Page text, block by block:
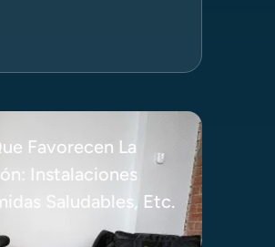
Favorecen La
Instalaciones
Saludables, Etc.